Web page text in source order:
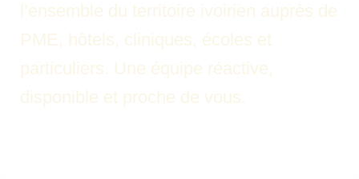
l’ensemble du territoire ivoirien auprès de
PME, hôtels, cliniques, écoles et
particuliers. Une équipe réactive,
disponible et proche de vous.